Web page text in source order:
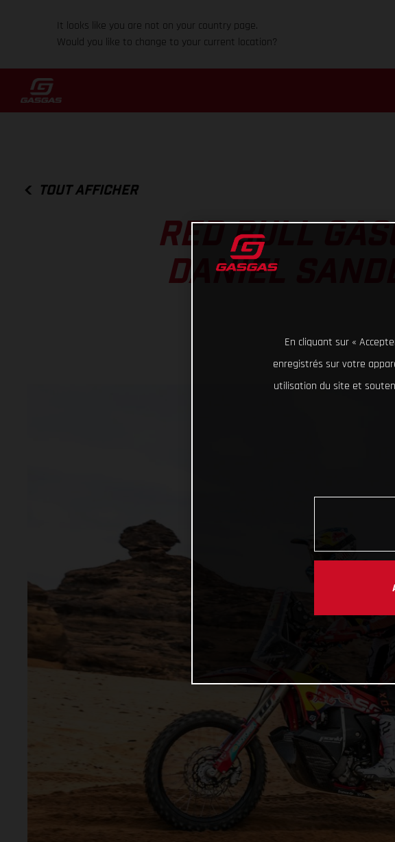
It looks like you are not on your country page.
Would you like to change to your current location?
TOUT AFFICHER
RED BULL
DANIEL
En cliquant sur «
enregistrés sur votre
utilisation du site et